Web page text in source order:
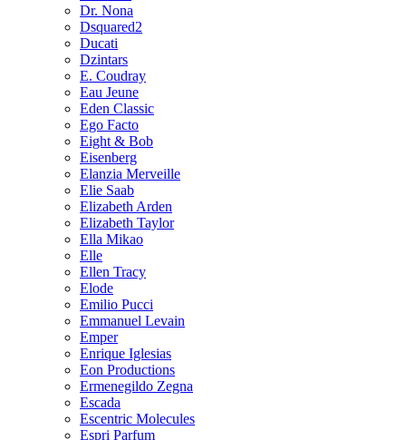
Dr. Nona
Dsquared2
Ducati
Dzintars
E. Coudray
Eau Jeune
Eden Classic
Ego Facto
Eight & Bob
Eisenberg
Elanzia Merveille
Elie Saab
Elizabeth Arden
Elizabeth Taylor
Ella Mikao
Elle
Ellen Tracy
Elode
Emilio Pucci
Emmanuel Levain
Emper
Enrique Iglesias
Eon Productions
Ermenegildo Zegna
Escada
Escentric Molecules
Espri Parfum